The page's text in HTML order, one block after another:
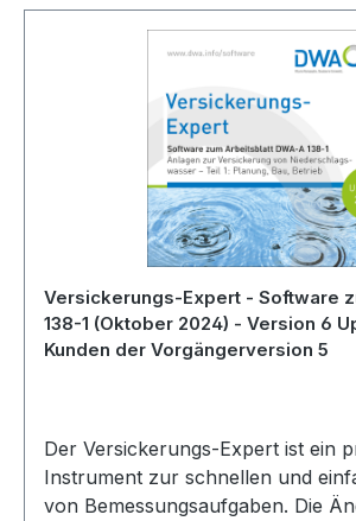
Versickerungs-Expert - Software
138-1 (Oktober 2024) - Version 6 Updatepreis für
Kunden der Vorgängerversion 5
Der Versickerungs-Expert ist ein
Instrument zur schnellen und
von Bemessungsaufgaben. Die